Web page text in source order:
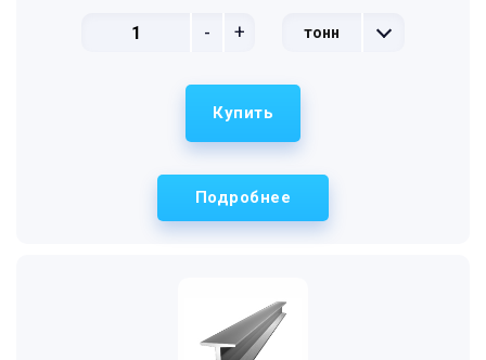
- + тонн
Подробнее
Купить